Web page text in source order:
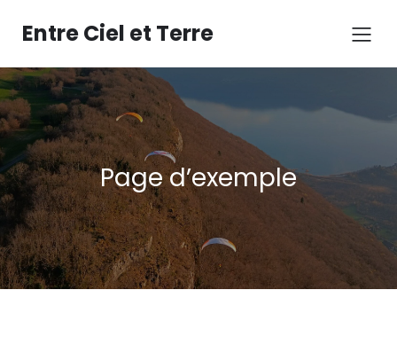
contenuEntre Ciel et Terre
Page d’exemple